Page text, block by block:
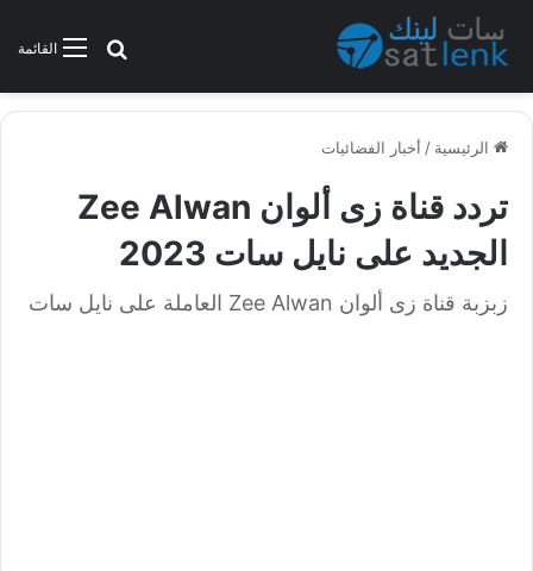
القائمةبحث عن
الرئيسية / أخبار الفضائيات
تردد قناة زى ألوان Zee Alwan
الجديد على نايل سات 2023
زبزبة قناة زى ألوان Zee Alwan العاملة على نايل سات